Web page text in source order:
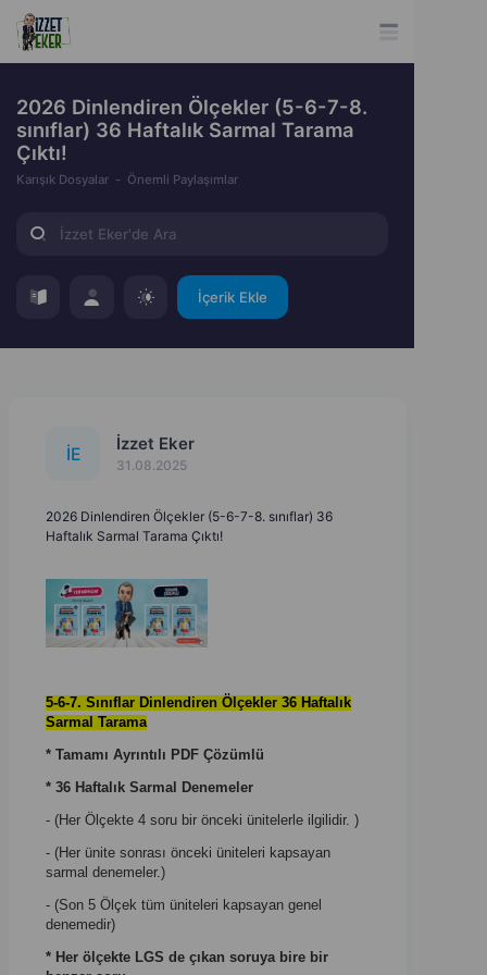
2026 Dinlendiren Ölçekler (5-6-7-8.
sınıflar) 36 Haftalık Sarmal Tarama
Çıktı!
Karışık Dosyalar Önemli Paylaşımlar
İçerik Ekle
İE İzzet Eker
31.08.2025
2026 Dinlendiren Ölçekler (5-6-7-8. sınıflar) 36
Haftalık Sarmal Tarama Çıktı!
5-6-7. Sınıflar Dinlendiren Ölçekler 36 Haftalık
Sarmal Tarama
* Tamamı Ayrıntılı PDF Çözümlü
* 36 Haftalık Sarmal Denemeler
- (Her Ölçekte 4 soru bir önceki ünitelerle ilgilidir. )
- (Her ünite sonrası önceki üniteleri kapsayan
sarmal denemeler.)
- (Son 5 Ölçek tüm üniteleri kapsayan genel
denemedir)
* Her ölçekte LGS de çıkan soruya bire bir